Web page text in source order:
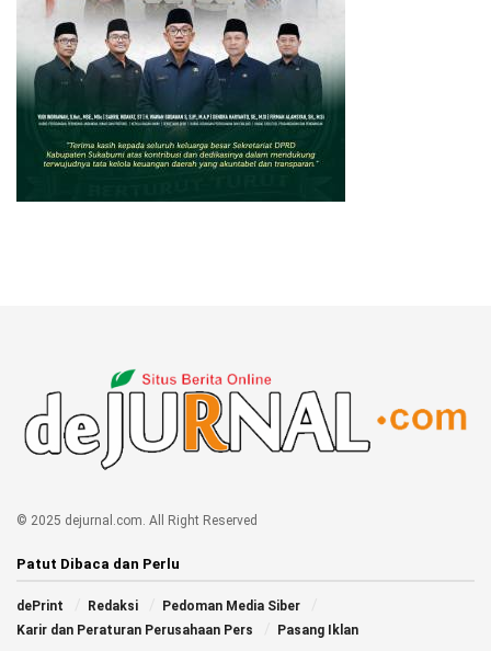
© 2025 dejurnal.com. All Right Reserved
Patut Dibaca dan Perlu
dePrint Redaksi
Pedoman Media Siber
Karir dan Peraturan Perusahaan Pers
Pasang Iklan